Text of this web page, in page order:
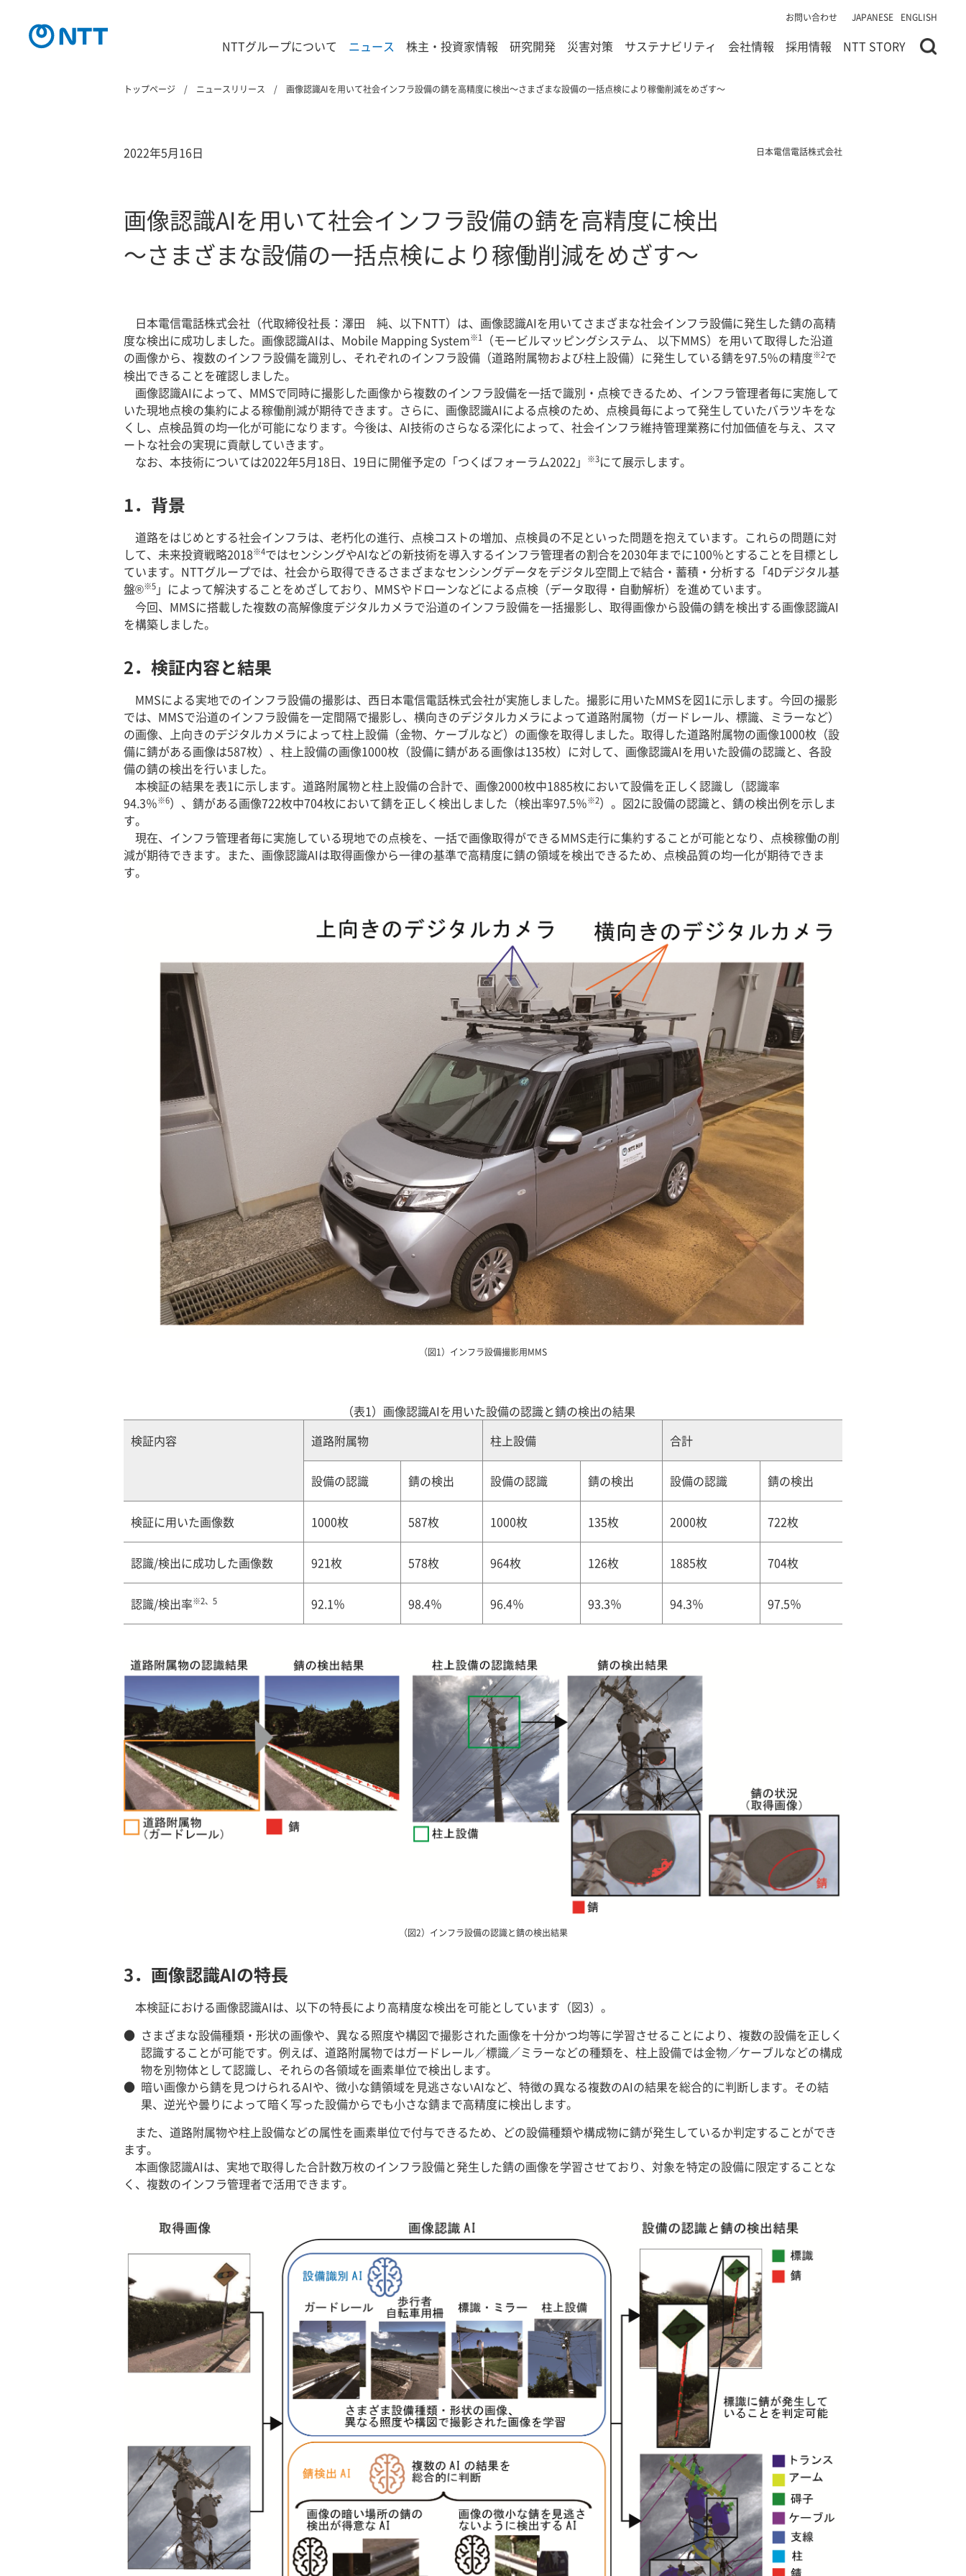
お問い合わせ JAPANESE ENGLISH
NTTグループについて ニュース 株主・投資家情報 研究開発 災害対策 サステナビリティ 会社情報 採用情報 NTT STORY
トップページ ニュースリリース 画像認識AIを用いて社会インフラ設備の錆を高精度に検出～さまざまな設備の一括点検により稼働削減をめざす～
2022年5月16日 日本電信電話株式会社
画像認識AIを用いて社会インフラ設備の錆を高精度に検出
～さまざまな設備の一括点検により稼働削減をめざす～
日本電信電話株式会社（代取締役社長：澤田 純、以下NTT）は、画像認識AIを用いてさまざまな社会インフラ設備に発生した錆の高精
度な検出に成功しました。画像認識AIは、Mobile Mapping System※1
（モービルマッピングシステム、 以下MMS）を用いて取得した沿道
の画像から、複数のインフラ設備を識別し、それぞれのインフラ設備（道路附属物および柱上設備）に発生している錆を97.5％の精度※2で
検出できることを確認しました。
画像認識AIによって、MMSで同時に撮影した画像から複数のインフラ設備を一括で識別・点検できるため、インフラ管理者毎に実施して
いた現地点検の集約による稼働削減が期待できます。さらに、画像認識AIによる点検のため、点検員毎によって発生していたバラツキをな
くし、点検品質の均一化が可能になります。今後は、AI技術のさらなる深化によって、社会インフラ維持管理業務に付加価値を与え、スマ
ートな社会の実現に貢献していきます。
なお、本技術については2022年5月18日、19日に開催予定の「つくばフォーラム2022」
※3にて展示します。
1．背景
道路をはじめとする社会インフラは、老朽化の進行、点検コストの増加、点検員の不足といった問題を抱えています。これらの問題に対
して、未来投資戦略2018※4ではセンシングやAIなどの新技術を導入するインフラ管理者の割合を2030年までに100％とすることを目標とし
ています。NTTグループでは、社会から取得できるさまざまなセンシングデータをデジタル空間上で結合・蓄積・分析する「4Dデジタル基
盤®※5 」によって解決することをめざしており、MMSやドローンなどによる点検（データ取得・自動解析）を進めています。
今回、MMSに搭載した複数の高解像度デジタルカメラで沿道のインフラ設備を一括撮影し、取得画像から設備の錆を検出する画像認識AI
を構築しました。
2．検証内容と結果
MMSによる実地でのインフラ設備の撮影は、西日本電信電話株式会社が実施しました。撮影に用いたMMSを図1に示します。今回の撮影
では、MMSで沿道のインフラ設備を一定間隔で撮影し、横向きのデジタルカメラによって道路附属物（ガードレール、標識、ミラーなど）
の画像、上向きのデジタルカメラによって柱上設備（金物、ケーブルなど）の画像を取得しました。取得した道路附属物の画像1000枚（設
備に錆がある画像は587枚）、柱上設備の画像1000枚（設備に錆がある画像は135枚）に対して、画像認識AIを用いた設備の認識と、各設
備の錆の検出を行いました。
本検証の結果を表1に示します。道路附属物と柱上設備の合計で、画像2000枚中1885枚において設備を正しく認識し（認識率
94.3％※6）、錆がある画像722枚中704枚において錆を正しく検出しました（検出率97.5％※2）。図2に設備の認識と、錆の検出例を示しま
す。
現在、インフラ管理者毎に実施している現地での点検を、一括で画像取得ができるMMS走行に集約することが可能となり、点検稼働の削
減が期待できます。また、画像認識AIは取得画像から一律の基準で高精度に錆の領域を検出できるため、点検品質の均一化が期待できま
す。
（図1）インフラ設備撮影用MMS
（表1）画像認識AIを用いた設備の認識と錆の検出の結果
検証内容
道路附属物 柱上設備 合計
設備の認識 錆の検出 設備の認識 錆の検出 設備の認識 錆の検出
検証に用いた画像数 1000枚 587枚 1000枚 135枚 2000枚 722枚
認識/検出に成功した画像数 921枚 578枚 964枚 126枚 1885枚 704枚
認識/検出率※2、5 92.1％ 98.4％ 96.4％ 93.3％ 94.3％ 97.5％
（図2）インフラ設備の認識と錆の検出結果
3．画像認識AIの特長
本検証における画像認識AIは、以下の特長により高精度な検出を可能としています（図3）。
● さまざまな設備種類・形状の画像や、異なる照度や構図で撮影された画像を十分かつ均等に学習させることにより、複数の設備を正しく
認識することが可能です。例えば、道路附属物ではガードレール／標識／ミラーなどの種類を、柱上設備では金物／ケーブルなどの構成
物を別物体として認識し、それらの各領域を画素単位で検出します。
● 暗い画像から錆を見つけられるAIや、微小な錆領域を見逃さないAIなど、特徴の異なる複数のAIの結果を総合的に判断します。その結
果、逆光や曇りによって暗く写った設備からでも小さな錆まで高精度に検出します。
また、道路附属物や柱上設備などの属性を画素単位で付与できるため、どの設備種類や構成物に錆が発生しているか判定することができ
ます。
本画像認識AIは、実地で取得した合計数万枚のインフラ設備と発生した錆の画像を学習させており、対象を特定の設備に限定することな
く、複数のインフラ管理者で活用できます。